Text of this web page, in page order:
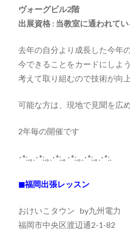
ヴォーグビル2階
出展資格 : 当教室に通われて
去年の自分より成長した今年
今できることをカードにしよ
考えて取り組むので技術が向
可能な方は、現地で見聞を広
2年毎の開催です
･*:.｡.･*:.｡.･*:.｡･*:.｡.･*:.｡.･*:.
◼福岡出張レッスン
おけいこタウン by九州電力
福岡市中央区渡辺通2-1-82